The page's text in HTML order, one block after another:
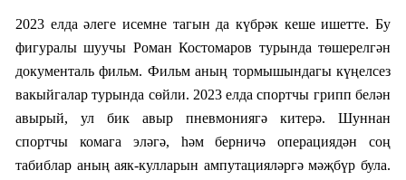
2023 елда әлеге исемне тагын да күбрәк кеше ишетте. Бу
фигуралы шуучы Роман Костомаров турында төшерелгән
документаль фильм. Фильм аның тормышындагы күңелсез
вакыйгалар турында сөйли. 2023 елда спортчы грипп белән
авырый, ул бик авыр пневмониягә китерә. Шуннан
спортчы комага эләгә, һәм берничә операциядән соң
табиблар аның аяк-кулларын ампутацияләргә мәҗбүр була.